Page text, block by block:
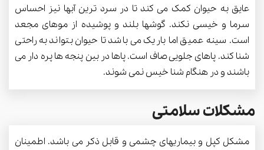
عایق به حیوان کمک می کند تا در سرد ترین آبها نیز احساس
سرما و خیسی نکند. گوشها بلند و پوشیده از موهای مجعد
است. سینه عمیق اما باریک می باشد تا حیوان بتواند به راحتی
شنا کند. پاهای جلویی صاف است. پاها در بین پنجه ها پره دار می
باشند و در هنگام شنا خیس نمی شوند.
مشکلات سلامتی
مشکل کپل و بیماریهای چشمی و قابل ذکر می باشد. اطمینان